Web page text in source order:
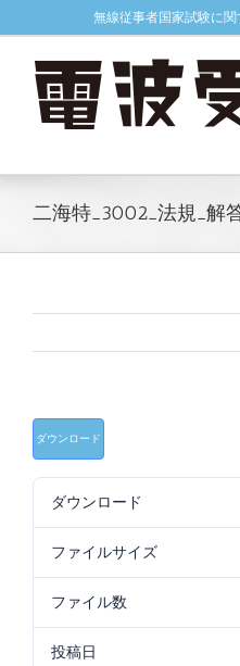
to
無線従事者国家試験に
二海特_3002_法規_解
ダウンロード
ダウンロード
ファイルサイズ
ファイル数
投稿日